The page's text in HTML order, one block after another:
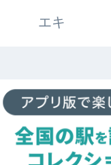
エキ